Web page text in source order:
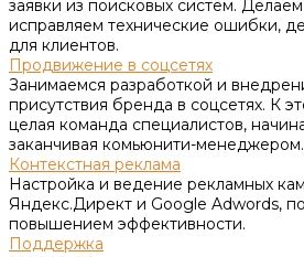
заявки из поисковых систем.
исправляем технические ошибки,
для клиентов.
Продвижение в соцсетях
Занимаемся разработкой и
присутствия бренда в соцсетях. К
целая команда специалистов,
заканчивая комьюнити-менеджером.
Контекстная реклама
Настройка и ведение рекламных
Яндекс.Директ и Google Adwords,
повышением эффективности.
Поддержка